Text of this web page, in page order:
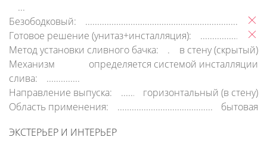
Безободковый:
Готовое решение (унитаз+инсталляция):
Метод установки сливного бачка:
в стену (скрытый)
Механизм
слива:
определяется системой инсталляции
Направление выпуска:
горизонтальный (в стену)
Область применения:
бытовая
ЭКСТЕРЬЕР И ИНТЕРЬЕР